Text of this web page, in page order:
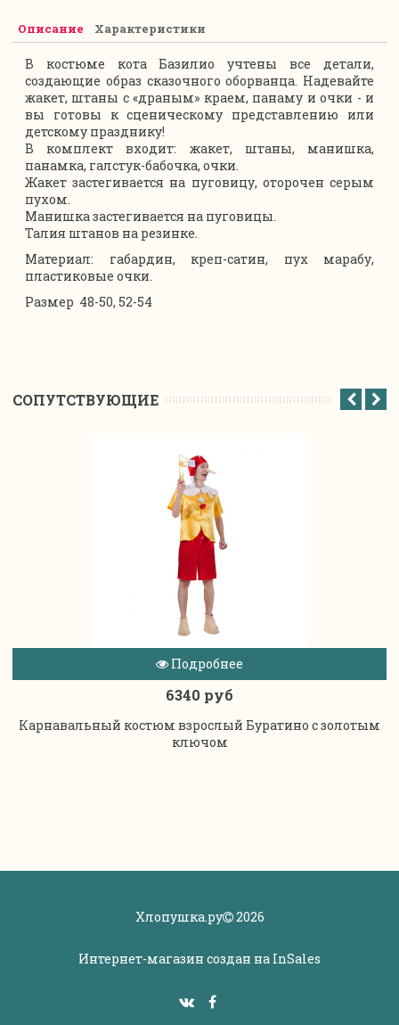
Описание Характеристики
В костюме кота Базилио учтены все детали,
создающие образ сказочного оборванца. Надевайте
жакет, штаны с «драным» краем, панаму и очки - и
вы готовы к сценическому представлению или
детскому празднику!
В комплект входит: жакет, штаны, манишка,
панамка, галстук-бабочка, очки.
Жакет застегивается на пуговицу, оторочен серым
пухом.
Манишка застегивается на пуговицы.
Талия штанов на резинке.
Материал: габардин, креп-сатин, пух марабу,
пластиковые очки.
Размер 48-50, 52-54
CОПУТСТВУЮЩИЕ
Подробнее
6340 руб
Карнавальный костюм взрослый Буратино с золотым
ключом
Хлопушка.ру 2026
Интернет-магазин создан на InSales